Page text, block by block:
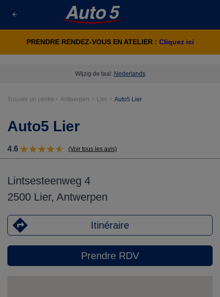
PRENDRE RENDEZ-VOUS EN ATELIER : Cliquez ici
Trouver un centre Antwerpen Lier Auto5 Lier
Wijzig de taal: Nederlands
Auto5 Lier
4.6 (Voir tous les avis)
Lintsesteenweg 4
2500 Lier, Antwerpen
Itinéraire
Prendre RDV